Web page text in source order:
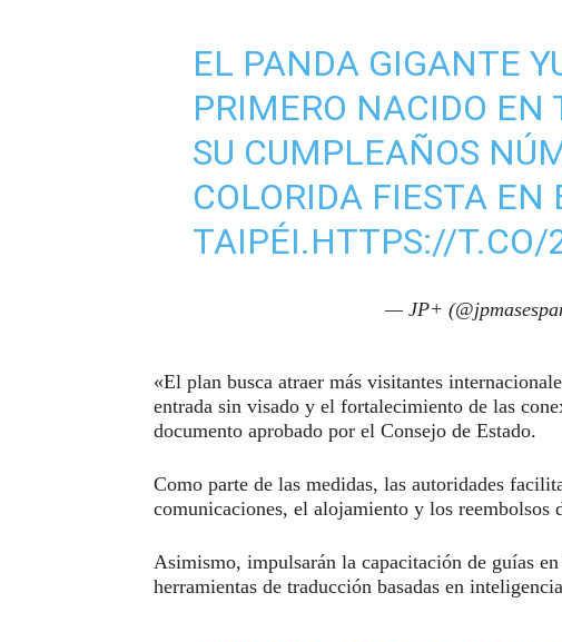
EL PANDA GIGANTE
PRIMERO NACIDO EN
SU CUMPLEAÑOS
COLORIDA FIESTA EN
TAIPÉI.HTTPS://T.CO/
— JP+
«El plan busca atraer más visitantes
entrada sin visado y el fortalecimiento de las
documento aprobado por el Consejo de Estado.
Como parte de las medidas, las autoridades
comunicaciones, el alojamiento y los reembolsos
Asimismo, impulsarán la capacitación de guías
herramientas de traducción basadas en